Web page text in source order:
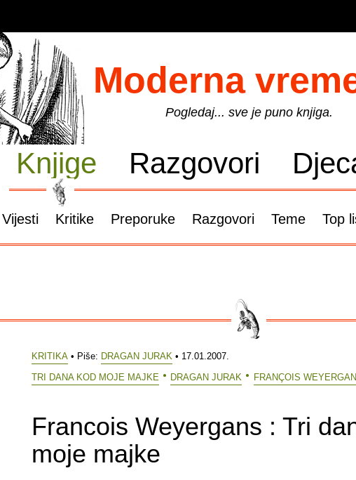
Moderna
Pogledaj... sve je puno knjiga.
Knjige Razgovori
Vijesti Kritike Preporuke Razgovori Teme Top
KRITIKA • Piše: DRAGAN JURAK • 17.01.2007.
TRI DANA KOD MOJE MAJKE
DRAGAN JURAK FRANÇOIS
Francois Weyergans : Tri
moje majke